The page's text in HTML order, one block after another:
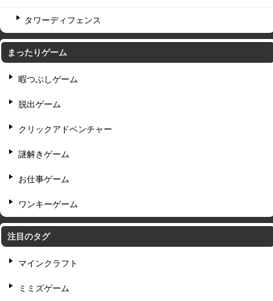
タワーディフェンス
まったりゲーム
暇つぶしゲーム
脱出ゲーム
クリックアドベンチャー
謎解きゲーム
お仕事ゲーム
ワンキーゲーム
注目のタグ
マインクラフト
ミミズゲーム